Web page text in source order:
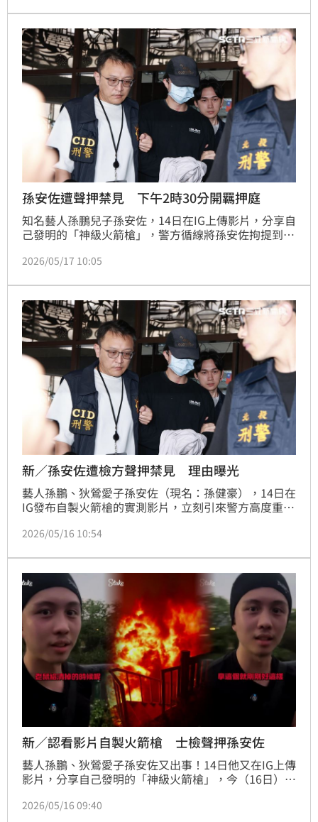
羈押。
孫安佐遭聲押禁見 下午2時30分開羈押庭
知名藝人孫鵬兒子孫安佐，14日在IG上傳影片，分享自
己發明的「神級火箭槍」，警方循線將孫安佐拘提到
安佐涉犯槍砲罪，遂向法院聲請羈押禁見；16日晚間士
2時30分召開羈押庭。
2026/05/17 10:05
新／孫安佐遭檢方聲押禁見 理由曝光
藝人孫鵬、狄鶯愛子孫安佐（現名：孫健豪），14日在
IG發布自製火箭槍的實測影片，立刻引來警方高度重
遭檢方依違反《槍砲彈藥刀械管制條例》聲請羈押禁
2026/05/16 10:54
新／認看影片自製火箭槍 士檢聲押孫安佐
藝人孫鵬、狄鶯愛子孫安佐又出事！14日他又在IG上傳
影片，分享自己發明的「神級火箭槍」，今（16日）孫
人「重讀（陳昱中）」依公共危險及恐嚇公眾等罪嫌移
2026/05/16 09:40